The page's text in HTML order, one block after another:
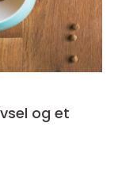
og et